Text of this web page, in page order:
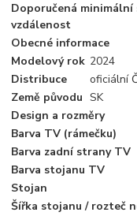
Doporučená minimální
vzdálenost
Obecné informace
Modelový rok 2024
Distribuce
oficiální
Země původu SK
Design a rozměry
Barva TV (rámečku)
Barva zadní strany TV
Barva stojanu TV
Stojan
Šířka stojanu / rozteč